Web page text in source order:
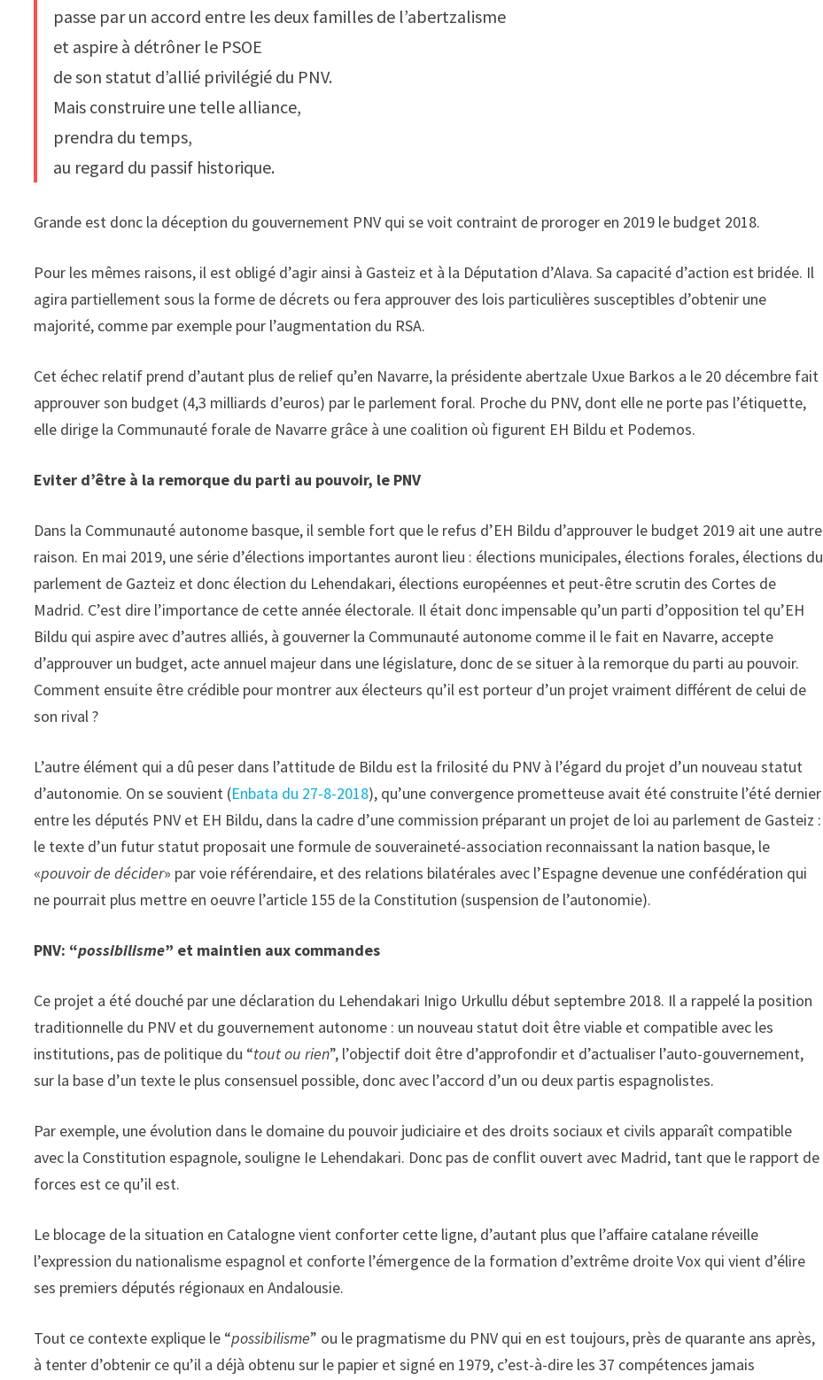
passe par un accord entre les deux familles de l’abertzalisme
et aspire à détrôner le PSOE
de son statut d’allié privilégié du PNV.
Mais construire une telle alliance,
prendra du temps,
au regard du passif historique.
Grande est donc la déception du gouvernement PNV qui se voit contraint de proroger en 2019 le budget 2018.
Pour les mêmes raisons, il est obligé d’agir ainsi à Gasteiz et à la Députation d’Alava. Sa capacité d’action est bridée. Il
agira partiellement sous la forme de décrets ou fera approuver des lois particulières susceptibles d’obtenir une
majorité, comme par exemple pour l’augmentation du RSA.
Cet échec relatif prend d’autant plus de relief qu’en Navarre, la présidente abertzale Uxue Barkos a le 20 décembre fait
approuver son budget (4,3 milliards d’euros) par le parlement foral. Proche du PNV, dont elle ne porte pas l’étiquette,
elle dirige la Communauté forale de Navarre grâce à une coalition où figurent EH Bildu et Podemos.
Eviter d’être à la remorque du parti au pouvoir, le PNV
Dans la Communauté autonome basque, il semble fort que le refus d’EH Bildu d’approuver le budget 2019 ait une autre
raison. En mai 2019, une série d’élections importantes auront lieu : élections municipales, élections forales, élections du
parlement de Gazteiz et donc élection du Lehendakari, élections européennes et peut-être scrutin des Cortes de
Madrid. C’est dire l’importance de cette année électorale. Il était donc impensable qu’un parti d’opposition tel qu’EH
Bildu qui aspire avec d’autres alliés, à gouverner la Communauté autonome comme il le fait en Navarre, accepte
d’approuver un budget, acte annuel majeur dans une législature, donc de se situer à la remorque du parti au pouvoir.
Comment ensuite être crédible pour montrer aux électeurs qu’il est porteur d’un projet vraiment différent de celui de
son rival ?
L’autre élément qui a dû peser dans l’attitude de Bildu est la frilosité du PNV à l’égard du projet d’un nouveau statut
d’autonomie. On se souvient (Enbata du 27-8-2018), qu’une convergence prometteuse avait été construite l’été dernier
entre les députés PNV et EH Bildu, dans la cadre d’une commission préparant un projet de loi au parlement de Gasteiz :
le texte d’un futur statut proposait une formule de souveraineté-association reconnaissant la nation basque, le
«pouvoir de décider» par voie référendaire, et des relations bilatérales avec l’Espagne devenue une confédération qui
ne pourrait plus mettre en oeuvre l’article 155 de la Constitution (suspension de l’autonomie).
PNV: “possibilisme” et maintien aux commandes
Ce projet a été douché par une déclaration du Lehendakari Inigo Urkullu début septembre 2018. Il a rappelé la position
traditionnelle du PNV et du gouvernement autonome : un nouveau statut doit être viable et compatible avec les
institutions, pas de politique du “tout ou rien”, l’objectif doit être d’approfondir et d’actualiser l’auto-gouvernement,
sur la base d’un texte le plus consensuel possible, donc avec l’accord d’un ou deux partis espagnolistes.
Par exemple, une évolution dans le domaine du pouvoir judiciaire et des droits sociaux et civils apparaît compatible
avec la Constitution espagnole, souligne Ie Lehendakari. Donc pas de conflit ouvert avec Madrid, tant que le rapport de
forces est ce qu’il est.
Le blocage de la situation en Catalogne vient conforter cette ligne, d’autant plus que l’affaire catalane réveille
l’expression du nationalisme espagnol et conforte l’émergence de la formation d’extrême droite Vox qui vient d’élire
ses premiers députés régionaux en Andalousie.
Tout ce contexte explique le “possibilisme” ou le pragmatisme du PNV qui en est toujours, près de quarante ans après,
à tenter d’obtenir ce qu’il a déjà obtenu sur le papier et signé en 1979, c’est-à-dire les 37 compétences jamais